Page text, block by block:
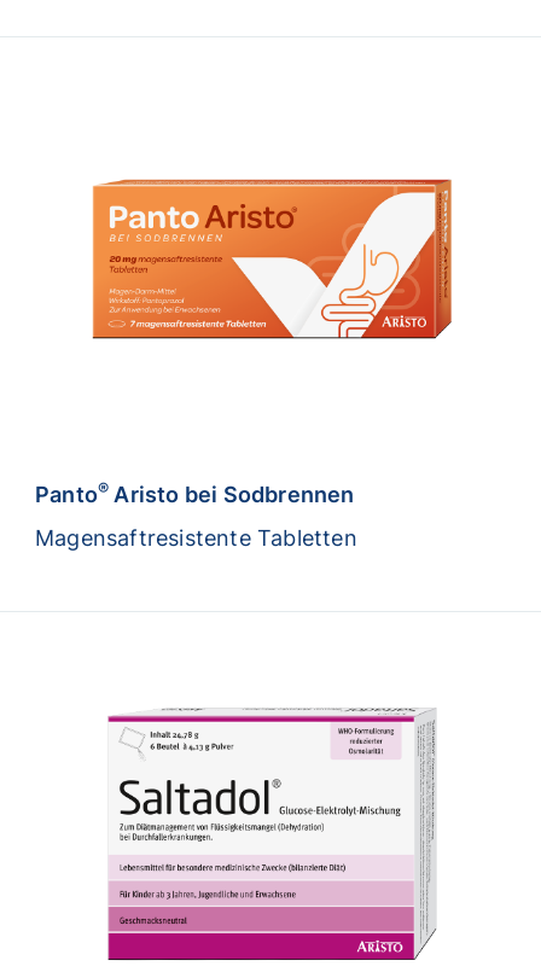
Panto® Aristo bei Sodbrennen
Magensaftresistente Tabletten